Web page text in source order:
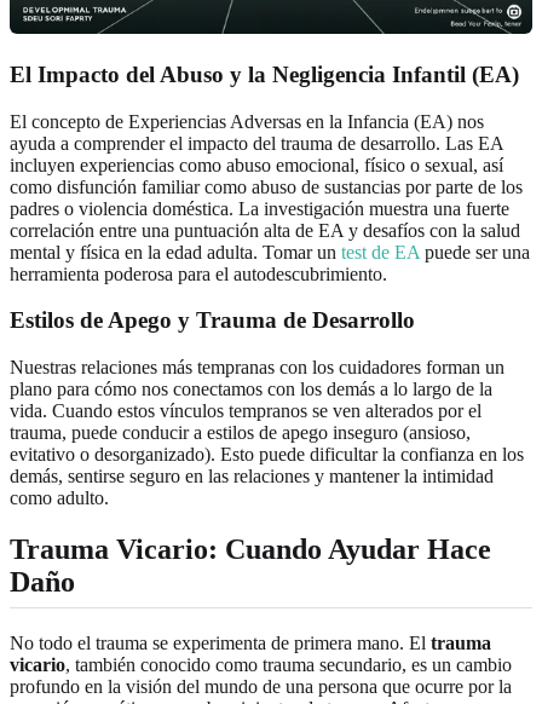
El Impacto del Abuso y la Negligencia Infantil (EA)
El concepto de Experiencias Adversas en la Infancia (EA) nos
ayuda a comprender el impacto del trauma de desarrollo. Las EA
incluyen experiencias como abuso emocional, físico o sexual, así
como disfunción familiar como abuso de sustancias por parte de los
padres o violencia doméstica. La investigación muestra una fuerte
correlación entre una puntuación alta de EA y desafíos con la salud
mental y física en la edad adulta. Tomar un test de EA puede ser una
herramienta poderosa para el autodescubrimiento.
Estilos de Apego y Trauma de Desarrollo
Nuestras relaciones más tempranas con los cuidadores forman un
plano para cómo nos conectamos con los demás a lo largo de la
vida. Cuando estos vínculos tempranos se ven alterados por el
trauma, puede conducir a estilos de apego inseguro (ansioso,
evitativo o desorganizado). Esto puede dificultar la confianza en los
demás, sentirse seguro en las relaciones y mantener la intimidad
como adulto.
Trauma Vicario: Cuando Ayudar Hace
Daño
No todo el trauma se experimenta de primera mano. El trauma
vicario, también conocido como trauma secundario, es un cambio
profundo en la visión del mundo de una persona que ocurre por la